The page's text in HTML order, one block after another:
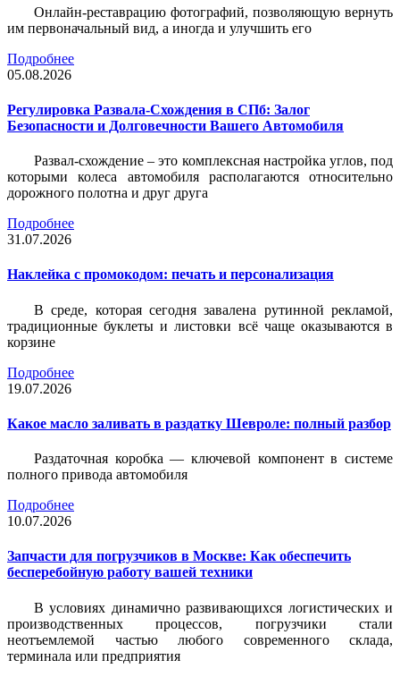
Онлайн-реставрацию фотографий, позволяющую вернуть
им первоначальный вид, а иногда и улучшить его
Подробнее
05.08.2026
Регулировка Развала-Схождения в СПб: Залог
Безопасности и Долговечности Вашего Автомобиля
Развал-схождение – это комплексная настройка углов, под
которыми колеса автомобиля располагаются относительно
дорожного полотна и друг друга
Подробнее
31.07.2026
Наклейка c промокодом: печать и персонализация
В среде, которая сегодня завалена рутинной рекламой,
традиционные буклеты и листовки всё чаще оказываются в
корзине
Подробнее
19.07.2026
Какое масло заливать в раздатку Шевроле: полный разбор
Раздаточная коробка — ключевой компонент в системе
полного привода автомобиля
Подробнее
10.07.2026
Запчасти для погрузчиков в Москве: Как обеспечить
бесперебойную работу вашей техники
В условиях динамично развивающихся логистических и
производственных процессов, погрузчики стали
неотъемлемой частью любого современного склада,
терминала или предприятия